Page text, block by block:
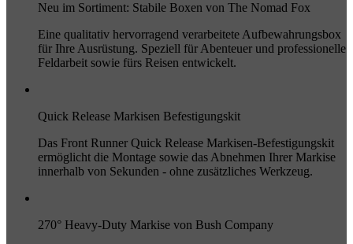
Neu im Sortiment: Stabile Boxen von The Nomad Fox
Eine qualitativ hervorragend verarbeitete Aufbewahrungsbox
für Ihre Ausrüstung. Speziell für Abenteuer und professionelle
Feldarbeit sowie fürs Reisen entwickelt.
Quick Release Markisen Befestigungskit
Das Front Runner Quick Release Markisen-Befestigungskit
ermöglicht die Montage sowie das Abnehmen Ihrer Markise
innerhalb von Sekunden - ohne zusätzliches Werkzeug.
270° Heavy-Duty Markise von Bush Company